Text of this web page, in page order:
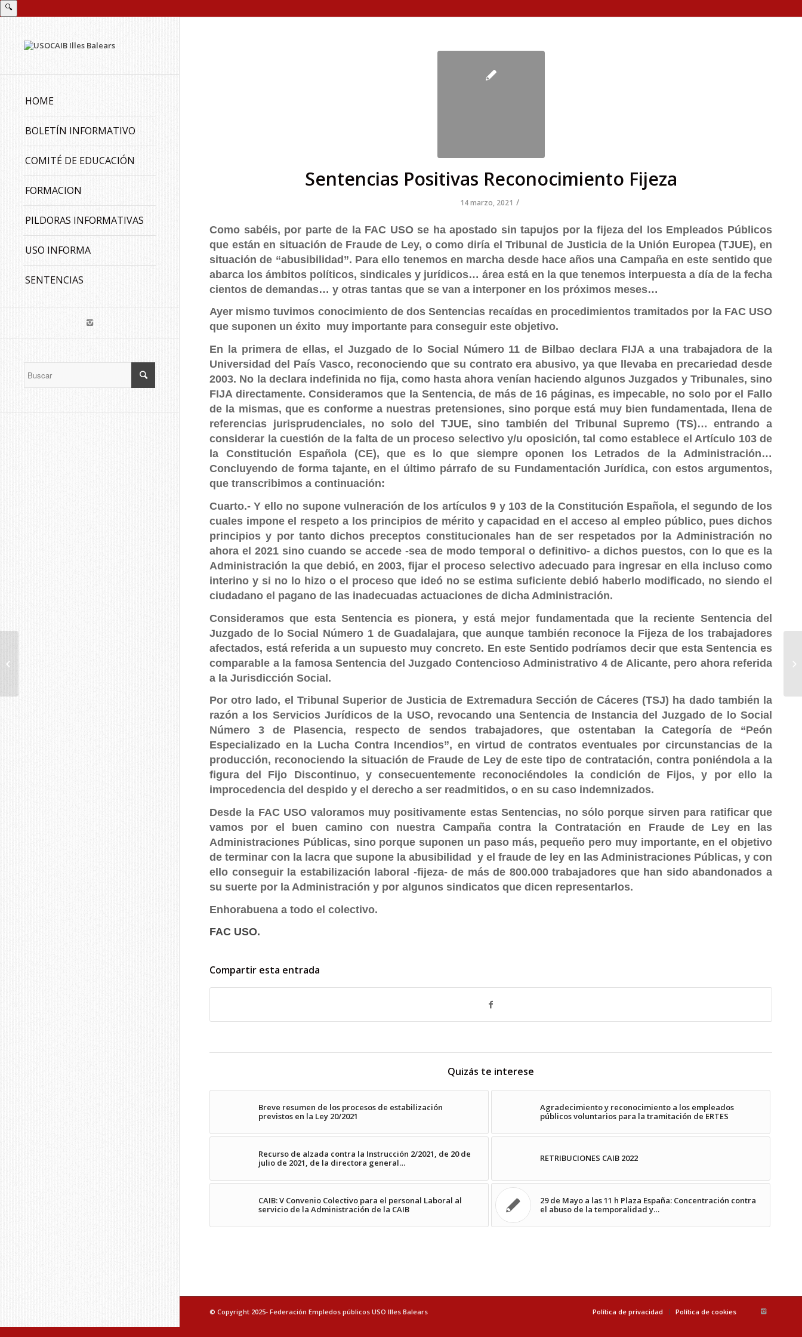
🔍
HOME
BOLETÍN INFORMATIVO
COMITÉ DE EDUCACIÓN
FORMACION
PILDORAS INFORMATIVAS
USO INFORMA
SENTENCIAS
Sentencias Positivas Reconocimiento Fijeza
14 marzo, 2021 /
Como sabéis, por parte de la FAC USO se ha apostado sin tapujos por la fijeza del los Empleados Públicos
que están en situación de Fraude de Ley, o como diría el Tribunal de Justicia de la Unión Europea (TJUE), en
situación de “abusibilidad”. Para ello tenemos en marcha desde hace años una Campaña en este sentido que
abarca los ámbitos políticos, sindicales y jurídicos… área está en la que tenemos interpuesta a día de la fecha
cientos de demandas… y otras tantas que se van a interponer en los próximos meses…
Ayer mismo tuvimos conocimiento de dos Sentencias recaídas en procedimientos tramitados por la FAC USO
que suponen un éxito muy importante para conseguir este objetivo.
En la primera de ellas, el Juzgado de lo Social Número 11 de Bilbao declara FIJA a una trabajadora de la
Universidad del País Vasco, reconociendo que su contrato era abusivo, ya que llevaba en precariedad desde
2003. No la declara indefinida no fija, como hasta ahora venían haciendo algunos Juzgados y Tribunales, sino
FIJA directamente. Consideramos que la Sentencia, de más de 16 páginas, es impecable, no solo por el Fallo
de la mismas, que es conforme a nuestras pretensiones, sino porque está muy bien fundamentada, llena de
referencias jurisprudenciales, no solo del TJUE, sino también del Tribunal Supremo (TS)… entrando a
considerar la cuestión de la falta de un proceso selectivo y/u oposición, tal como establece el Artículo 103 de
la Constitución Española (CE), que es lo que siempre oponen los Letrados de la Administración…
Concluyendo de forma tajante, en el último párrafo de su Fundamentación Jurídica, con estos argumentos,
que transcribimos a continuación:
Cuarto.- Y ello no supone vulneración de los artículos 9 y 103 de la Constitución Española, el segundo de los
cuales impone el respeto a los principios de mérito y capacidad en el acceso al empleo público, pues dichos
principios y por tanto dichos preceptos constitucionales han de ser respetados por la Administración no
ahora el 2021 sino cuando se accede -sea de modo temporal o definitivo- a dichos puestos, con lo que es la
Administración la que debió, en 2003, fijar el proceso selectivo adecuado para ingresar en ella incluso como
interino y si no lo hizo o el proceso que ideó no se estima suficiente debió haberlo modificado, no siendo el
ciudadano el pagano de las inadecuadas actuaciones de dicha Administración.
Consideramos que esta Sentencia es pionera, y está mejor fundamentada que la reciente Sentencia del
Juzgado de lo Social Número 1 de Guadalajara, que aunque también reconoce la Fijeza de los trabajadores
afectados, está referida a un supuesto muy concreto. En este Sentido podríamos decir que esta Sentencia es
comparable a la famosa Sentencia del Juzgado Contencioso Administrativo 4 de Alicante, pero ahora referida
a la Jurisdicción Social.
Por otro lado, el Tribunal Superior de Justicia de Extremadura Sección de Cáceres (TSJ) ha dado también la
razón a los Servicios Jurídicos de la USO, revocando una Sentencia de Instancia del Juzgado de lo Social
Número 3 de Plasencia, respecto de sendos trabajadores, que ostentaban la Categoría de “Peón
Especializado en la Lucha Contra Incendios”, en virtud de contratos eventuales por circunstancias de la
producción, reconociendo la situación de Fraude de Ley de este tipo de contratación, contra poniéndola a la
figura del Fijo Discontinuo, y consecuentemente reconociéndoles la condición de Fijos, y por ello la
improcedencia del despido y el derecho a ser readmitidos, o en su caso indemnizados.
Desde la FAC USO valoramos muy positivamente estas Sentencias, no sólo porque sirven para ratificar que
vamos por el buen camino con nuestra Campaña contra la Contratación en Fraude de Ley en las
Administraciones Públicas, sino porque suponen un paso más, pequeño pero muy importante, en el objetivo
de terminar con la lacra que supone la abusibilidad y el fraude de ley en las Administraciones Públicas, y con
ello conseguir la estabilización laboral -fijeza-de más de 800.000 trabajadores que han sido abandonados a
su suerte por la Administración y por algunos sindicatos que dicen representarlos.
Enhorabuena a todo el colectivo.
FAC USO.
Compartir esta entrada
Quizás te interese
Breve resumen de los procesos de estabilización
previstos en la Ley 20/2021
Agradecimiento y reconocimiento a los empleados
públicos voluntarios para la tramitación de ERTES
Recurso de alzada contra la Instrucción 2/2021, de 20 de
julio de 2021, de la directora general…
RETRIBUCIONES CAIB 2022
CAIB: V Convenio Colectivo para el personal Laboral al
servicio de la Administración de la CAIB
29 de Mayo a las 11 h Plaza España: Concentración contra
el abuso de la temporalidad y…
© Copyright 2025- Federación Empledos públicos USO Illes Balears Política de privacidad Política de cookies